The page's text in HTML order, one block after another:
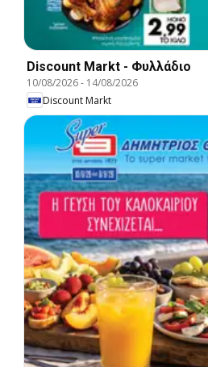
Discount Markt - Φυλλάδιο
10/08/2026- 14/08/2026
Discount Markt